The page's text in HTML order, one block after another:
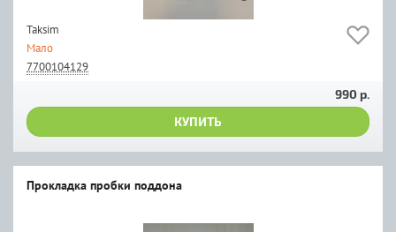
Taksim
Мало
7700104129
990 р.
КУПИТЬ
Прокладка пробки поддона